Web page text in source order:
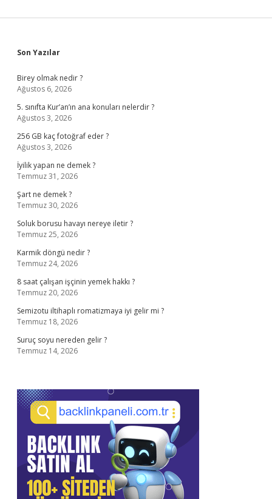
Sidebar
Son Yazılar
Birey olmak nedir ?
Ağustos 6, 2026
5. sınıfta Kur’an’ın ana konuları nelerdir ?
Ağustos 3, 2026
256 GB kaç fotoğraf eder ?
Ağustos 3, 2026
İyilik yapan ne demek ?
Temmuz 31, 2026
Şart ne demek ?
Temmuz 30, 2026
Soluk borusu havayı nereye iletir ?
Temmuz 25, 2026
Karmik döngü nedir ?
Temmuz 24, 2026
8 saat çalışan işçinin yemek hakkı ?
Temmuz 20, 2026
Semizotu iltihaplı romatizmaya iyi gelir mi ?
Temmuz 18, 2026
Suruç soyu nereden gelir ?
Temmuz 14, 2026